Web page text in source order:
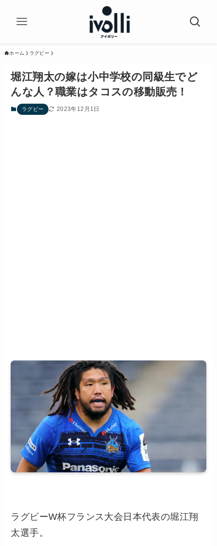
ホーム ラグビー
堀江翔太の嫁は小中学校の同級生でど
んな人？職業はタコスの移動販売！
ラグビー 2023年12月1日
ラグビーW杯フランス大会日本代表の堀江翔
太選手。